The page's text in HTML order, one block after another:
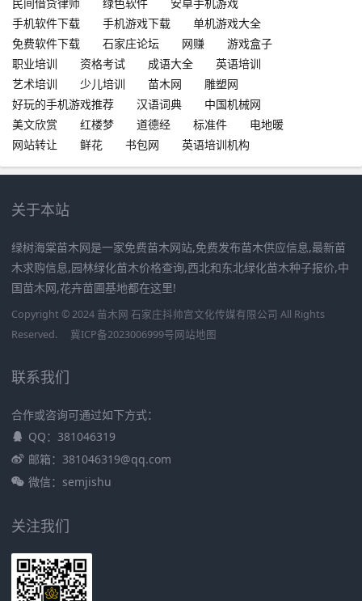
民间借贷律师
绿色软件
安卓手机游戏
手机软件下载
手机游戏下载
单机游戏大全
免费软件下载
石家庄论坛 网赚
游戏盒子
职业培训
资格考试 成语大全
英语培训
艺术培训
少儿培训 苗木网
雕塑网
好玩的手机游戏推荐
汉语词典
中国机械网
美文欣赏
红楼梦 道德经 标准件
电地暖
网站转让
鲜花 书包网 英语培训机构
关于本站
绿树海棠苗木网是一家免费苗木网站,免费发布苗木供应信息,最新苗
木求购信息,园林绿化苗木价格查询,西北和东北绿化苗木种子报价,中
国苗木网,花卉苗圃基地都在这里!
Copyright © 2024 苗木网 石家庄抖帅宫文化传媒有限公司 All Rights
Reserved.
冀ICP备2023006999号网站地图
联系我们
合作或咨询可通过如下方式：
QQ：381046319
邮箱：381046319@qq.com
微信：semjishu
关注我们